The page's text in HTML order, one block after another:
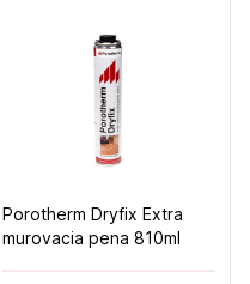
Porotherm Dryfix Extra
murovacia pena 810ml